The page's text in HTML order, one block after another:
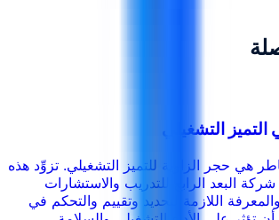
التشغيلي
هي حجر الزاوية للتميز التشغيلي. تزوِّد هذه
شركة البعد الرابع للتدريب والاستشارات
اللازمة لتحديد وتقييم والتحكم في